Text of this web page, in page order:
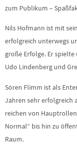
zum Publikum –
Nils Hofmann ist mit
erfolgreich unterwegs
große Erfolge. Er
Udo Lindenberg und
Sören Flimm ist als
Jahren sehr erfolgreich
reichen von
Normal“ bis hin zu
Raum.